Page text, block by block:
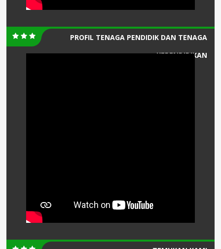
PROFIL TENAGA PENDIDIK DAN TENAGA
KEPENDIDIKAN